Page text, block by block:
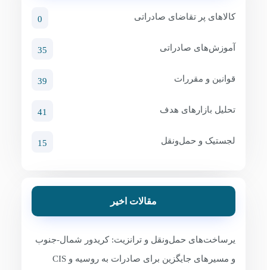
کالاهای پر تقاضای صادراتی 0
آموزش‌های صادراتی 35
قوانین و مقررات 39
تحلیل بازارهای هدف 41
لجستیک و حمل‌ونقل 15
مقالات اخیر
یرساخت‌های حمل‌ونقل و ترانزیت: کریدور شمال-جنوب
و مسیرهای جایگزین برای صادرات به روسیه و CIS